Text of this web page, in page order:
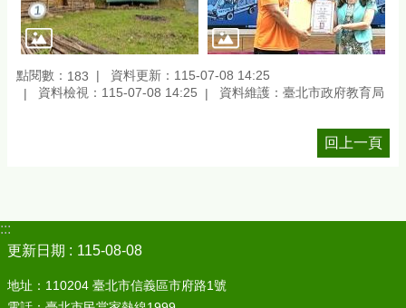
點閱數： 183
資料更新：115-07-08 14:25
資料檢視：115-07-08 14:25
資料維護：臺北市政府教育局
回上一頁
:::
更新日期
115-08-08
地址：110204 臺北市信義區市府路1號